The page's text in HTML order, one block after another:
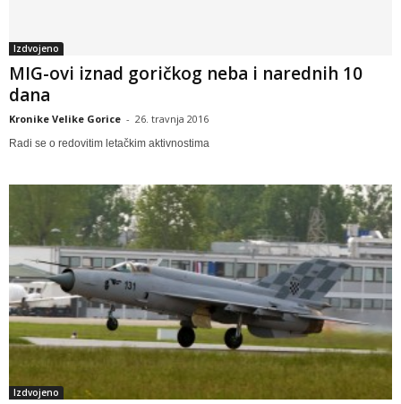
Izdvojeno
MIG-ovi iznad goričkog neba i narednih 10
dana
Kronike Velike Gorice - 26. travnja 2016
Radi se o redovitim letačkim aktivnostima
Izdvojeno